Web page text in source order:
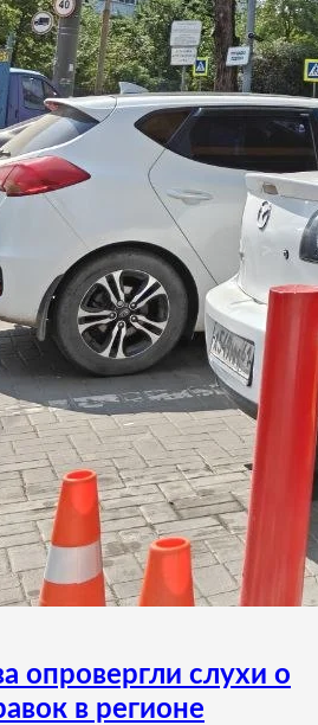
опровергли слухи о
в регионе